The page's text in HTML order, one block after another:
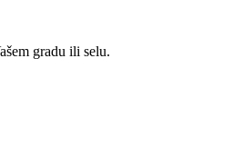
gradu ili selu.